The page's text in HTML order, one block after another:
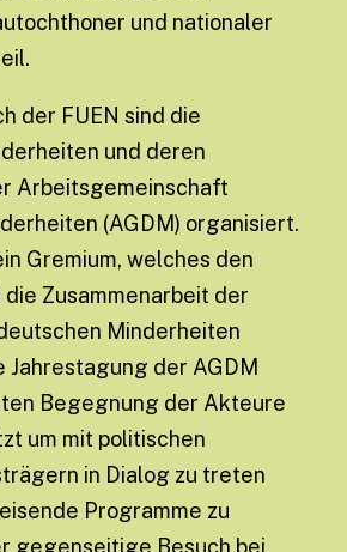
und nationaler
der FUEN sind die
und deren
Arbeitsgemeinschaft
(AGDM) organisiert.
Gremium, welches den
die Zusammenarbeit der
Minderheiten
Jahrestagung der AGDM
Begegnung der Akteure
um mit politischen
in Dialog zu treten
Programme zu
gegenseitige Besuch bei